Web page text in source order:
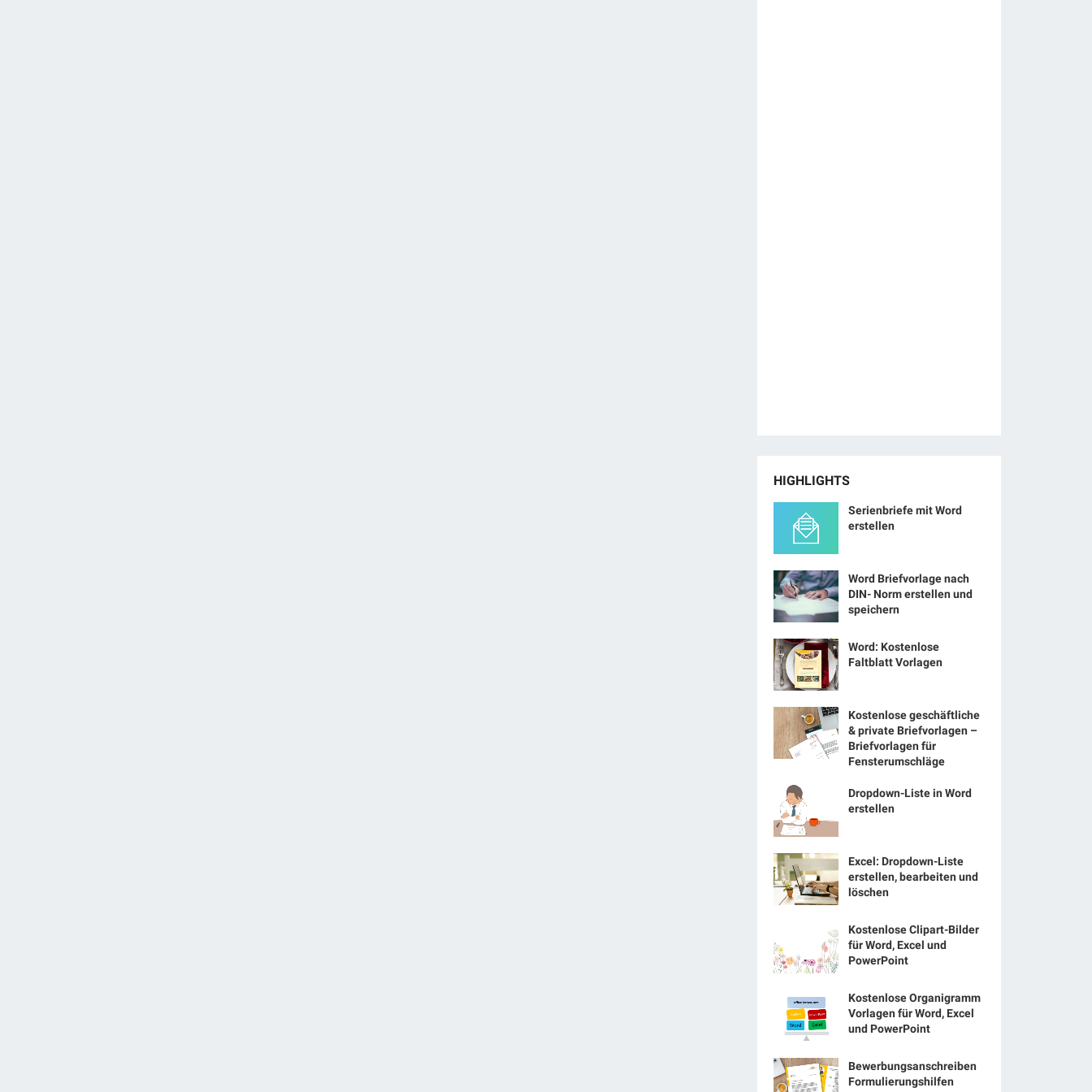
HIGHLIGHTS
Serienbriefe mit Word
erstellen
Word Briefvorlage nach
DIN- Norm erstellen und
speichern
Word: Kostenlose
Faltblatt Vorlagen
Kostenlose geschäftliche
& private Briefvorlagen –
Briefvorlagen für
Fensterumschläge
Dropdown-Liste in Word
erstellen
Excel: Dropdown-Liste
erstellen, bearbeiten und
löschen
Kostenlose Clipart-Bilder
für Word, Excel und
PowerPoint
Kostenlose Organigramm
Vorlagen für Word, Excel
und PowerPoint
Bewerbungsanschreiben
Formulierungshilfen